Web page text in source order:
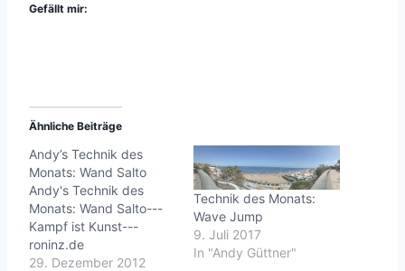
Gefällt mir:
Ähnliche Beiträge
Andy’s Technik des
Monats: Wand Salto
Andy's Technik des
Monats: Wand Salto---
Kampf ist Kunst---
roninz.de
29. Dezember 2012
Technik des Monats:
Wave Jump
9. Juli 2017
In "Andy Güttner"